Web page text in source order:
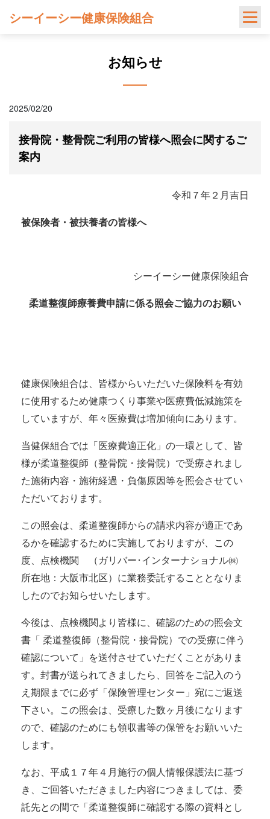
シーイーシー健康保険組合
お知らせ
2025/02/20
接骨院・整骨院ご利用の皆様へ照会に関するご
案内
令和７年２月吉日
被保険者・被扶養者の皆様へ
シーイーシー健康保険組合
柔道整復師療養費申請に係る照会ご協力のお願い
健康保険組合は、皆様からいただいた保険料を有効
に使用するため健康つくり事業や医療費低減施策を
していますが、年々医療費は増加傾向にあります。
当健保組合では「医療費適正化」の一環として、皆
様が柔道整復師（整骨院・接骨院）で受療されまし
た施術内容・施術経過・負傷原因等を照会させてい
ただいております。
この照会は、柔道整復師からの請求内容が適正であ
るかを確認するために実施しておりますが、この
度、点検機関 （ガリバー･インターナショナル㈱
所在地：大阪市北区）に業務委託することとなりま
したのでお知らせいたします。
今後は、点検機関より皆様に、確認のための照会文
書「 柔道整復師（整骨院・接骨院）での受療に伴う
確認について」を送付させていただくことがありま
す。封書が送られてきましたら、回答をご記入のう
え期限までに必ず「保険管理センター」宛にご返送
下さい。この照会は、受療した数ヶ月後になります
ので、確認のためにも領収書等の保管をお願いいた
します。
なお、平成１７年４月施行の個人情報保護法に基づ
き、ご回答いただきました内容につきましては、委
託先との間で「柔道整復師に確認する際の資料とし